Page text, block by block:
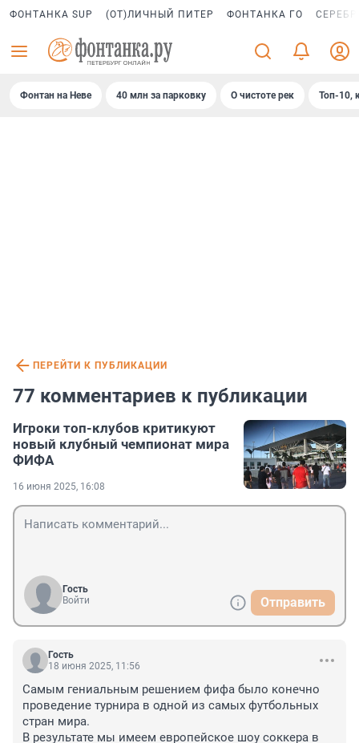
ФОНТАНКА SUP (ОТ)ЛИЧНЫЙ ПИТЕР ФОНТАНКА ГО
Фонтан на Неве 40 млн за парковку О чистоте рек Топ-10,
ПЕРЕЙТИ К ПУБЛИКАЦИИ
77 комментариев к публикации
Игроки топ-клубов критикуют
новый клубный чемпионат мира
ФИФА
16 июня 2025, 16:08
Гость
Войти
Отправить
Гость
18 июня 2025, 11:56
Самым гениальным решением фифа было конечно
проведение турнира в одной из самых футбольных
стран мира.
В результате мы имеем европейское шоу соккера в